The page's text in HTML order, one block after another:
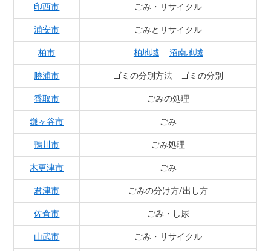
印西市 ごみ・リサイクル
浦安市 ごみとリサイクル
柏市 柏地域 沼南地域
勝浦市 ゴミの分別方法 ゴミの分別
香取市 ごみの処理
鎌ヶ谷市 ごみ
鴨川市 ごみ処理
木更津市 ごみ
君津市 ごみの分け方/出し方
佐倉市 ごみ・し尿
山武市 ごみ・リサイクル